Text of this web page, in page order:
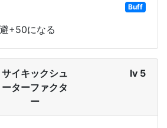
Buff
+50になる
サイキックシュ
ーターファクタ
ー
lv 5